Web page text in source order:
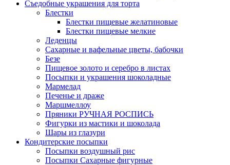
Съедобные украшения для торта
Блестки
Блестки пищевые желатиновые
Блестки пищевые мелкие
Леденцы
Сахарные и вафельные цветы, бабочки
Безе
Пищевое золото и серебро в листах
Посыпки и украшения шоколадные
Мармелад
Печенье и драже
Маршмеллоу
Пряники РУЧНАЯ РОСПИСЬ
Фигурки из мастики и шоколада
Шары из глазури
Кондитерские посыпки
Посыпки воздушный рис
Посыпки Сахарные фигурные